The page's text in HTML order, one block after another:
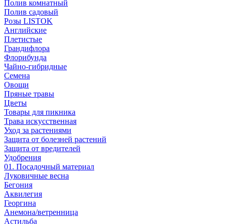
Полив комнатный
Полив садовый
Розы LISTOK
Английские
Плетистые
Грандифлора
Флорибунда
Чайно-гибридные
Семена
Овощи
Пряные травы
Цветы
Товары для пикника
Трава искусственная
Уход за растениями
Защита от болезней растений
Защита от вредителей
Удобрения
01. Посадочный материал
Луковичные весна
Бегония
Аквилегия
Георгина
Анемона/ветренница
Астильба